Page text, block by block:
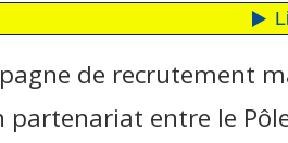
de recrutement
partenariat entre le